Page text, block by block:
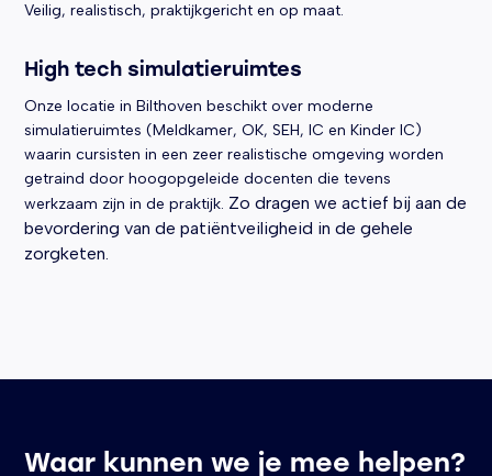
Veilig, realistisch, praktijkgericht en op maat.
High tech simulatieruimtes
Onze locatie in Bilthoven beschikt over moderne
simulatieruimtes (Meldkamer, OK, SEH, IC en Kinder IC)
waarin cursisten in een zeer realistische omgeving worden
getraind door hoogopgeleide docenten die tevens
werkzaam zijn in de praktijk. Zo dragen we actief bij aan de
bevordering van de patiëntveiligheid in de gehele
zorgketen.
Waar kunnen we je mee helpen?